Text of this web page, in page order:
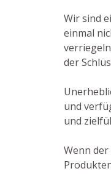
Wir sind
einmal
der
und
und
Wenn